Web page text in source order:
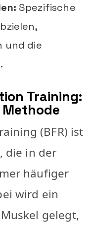
Spezifische
und die
Training:
(BFR) ist
die in der
häufiger
wird ein
gelegt,